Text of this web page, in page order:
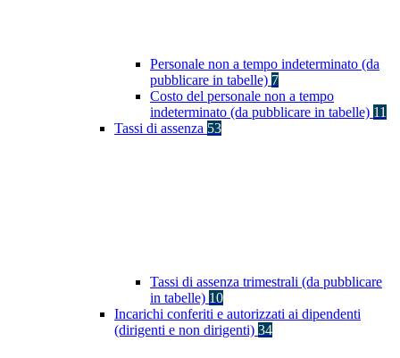
Personale non a tempo indeterminato (da
pubblicare in tabelle) 7
Costo del personale non a tempo
indeterminato (da pubblicare in tabelle) 11
Tassi di assenza 53
Tassi di assenza trimestrali (da pubblicare
in tabelle) 10
Incarichi conferiti e autorizzati ai dipendenti
(dirigenti e non dirigenti) 34